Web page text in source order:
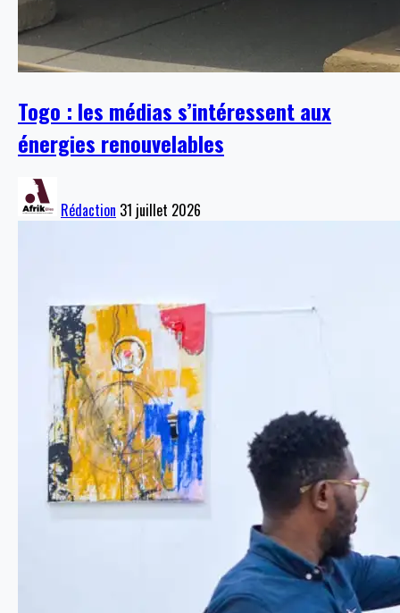
Togo : les médias s’intéressent aux
énergies renouvelables
Rédaction 31 juillet 2026